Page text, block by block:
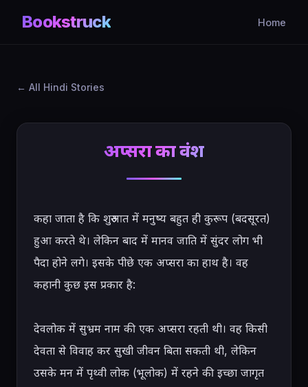
Bookstruck Home
All Hindi Stories
अप्सरा का वंश
कहा जाता है कि शुरुआत में मनुष्य बहुत ही कुरूप (बदसूरत)
हुआ करते थे। लेकिन बाद में मानव जाति में सुंदर लोग भी
पैदा होने लगे। इसके पीछे एक अप्सरा का हाथ है। वह
कहानी कुछ इस प्रकार है:
देवलोक में सुभ्रम नाम की एक अप्सरा रहती थी। वह किसी
देवता से विवाह कर सुखी जीवन बिता सकती थी, लेकिन
उसके मन में पृथ्वी लोक (भूलोक) में रहने की इच्छा जागृत